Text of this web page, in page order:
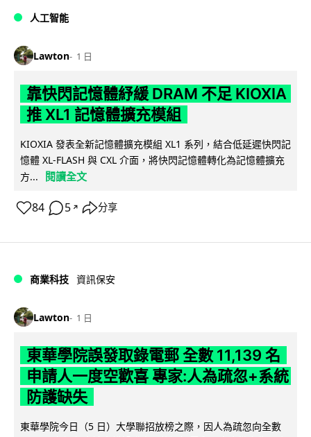
人工智能
Lawton 1 日
靠快閃記憶體紓緩 DRAM 不足 KIOXIA
推 XL1 記憶體擴充模組
KIOXIA 發表全新記憶體擴充模組 XL1 系列，結合低延遲快閃記
憶體 XL-FLASH 與 CXL 介面，將快閃記憶體轉化為記憶體擴充
方...
閱讀全文
84 5 ↗ 分享
商業科技 資訊保安
Lawton 1 日
東華學院誤發取錄電郵 全數 11,139 名
申請人一度空歡喜 專家:人為疏忽+系統
防護缺失
東華學院今日（5 日）大學聯招放榜之際，因人為疏忽向全數